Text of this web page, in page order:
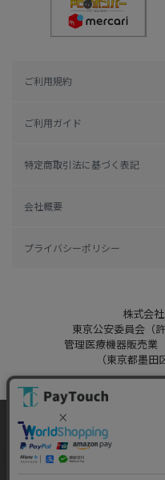
ご利用規約
ご利用ガイド
特定商取引法に基づく表記
会社概要
プライバシーポリシー
株式会
東京公安委員会（
管理医療機器販売
（東京都墨田
Copyright 2022
Powered by
当ウェブサイトでは、お客
をご提供するため、クッキー
サイト利用を継続すること